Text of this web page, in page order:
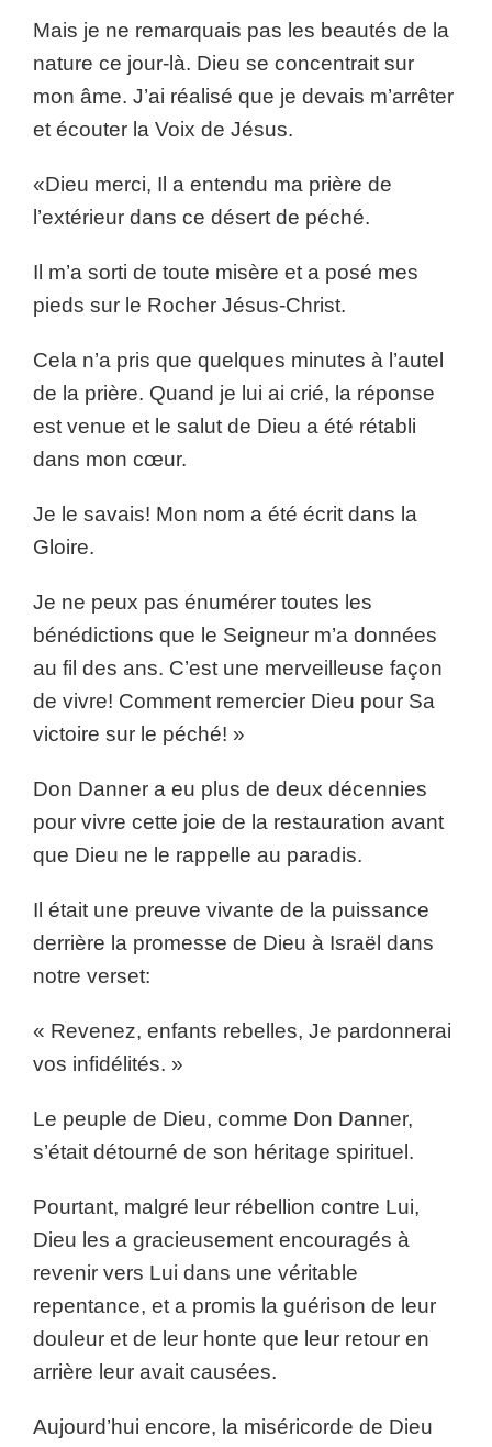
Mais je ne remarquais pas les beautés de la
nature ce jour-là. Dieu se concentrait sur
mon âme. J’ai réalisé que je devais m’arrêter
et écouter la Voix de Jésus.
«Dieu merci, Il a entendu ma prière de
l’extérieur dans ce désert de péché.
Il m’a sorti de toute misère et a posé mes
pieds sur le Rocher Jésus-Christ.
Cela n’a pris que quelques minutes à l’autel
de la prière. Quand je lui ai crié, la réponse
est venue et le salut de Dieu a été rétabli
dans mon cœur.
Je le savais! Mon nom a été écrit dans la
Gloire.
Je ne peux pas énumérer toutes les
bénédictions que le Seigneur m’a données
au fil des ans. C’est une merveilleuse façon
de vivre! Comment remercier Dieu pour Sa
victoire sur le péché! »
Don Danner a eu plus de deux décennies
pour vivre cette joie de la restauration avant
que Dieu ne le rappelle au paradis.
Il était une preuve vivante de la puissance
derrière la promesse de Dieu à Israël dans
notre verset:
« Revenez, enfants rebelles, Je pardonnerai
vos infidélités. »
Le peuple de Dieu, comme Don Danner,
s’était détourné de son héritage spirituel.
Pourtant, malgré leur rébellion contre Lui,
Dieu les a gracieusement encouragés à
revenir vers Lui dans une véritable
repentance, et a promis la guérison de leur
douleur et de leur honte que leur retour en
arrière leur avait causées.
Aujourd’hui encore, la miséricorde de Dieu